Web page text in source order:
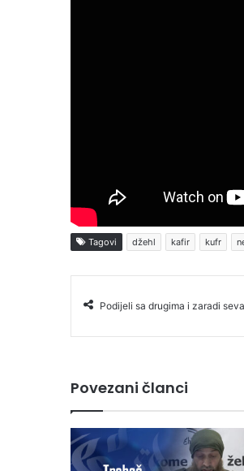
Tagovi džehl kafir kufr
Podijeli sa drugima i zaradi
Povezani članci